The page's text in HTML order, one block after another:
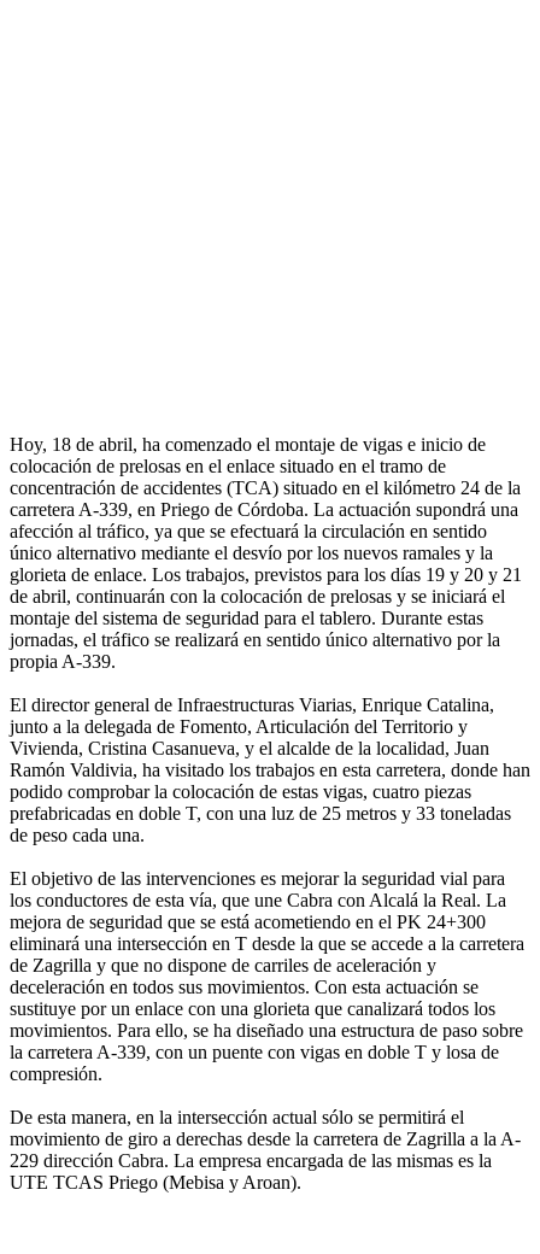
Hoy, 18 de abril, ha comenzado el montaje de vigas e inicio de
colocación de prelosas en el enlace situado en el tramo de
concentración de accidentes (TCA) situado en el kilómetro 24 de la
carretera A-339, en Priego de Córdoba. La actuación supondrá una
afección al tráfico, ya que se efectuará la circulación en sentido
único alternativo mediante el desvío por los nuevos ramales y la
glorieta de enlace. Los trabajos, previstos para los días 19 y 20 y 21
de abril, continuarán con la colocación de prelosas y se iniciará el
montaje del sistema de seguridad para el tablero. Durante estas
jornadas, el tráfico se realizará en sentido único alternativo por la
propia A-339.
El director general de Infraestructuras Viarias, Enrique Catalina,
junto a la delegada de Fomento, Articulación del Territorio y
Vivienda, Cristina Casanueva, y el alcalde de la localidad, Juan
Ramón Valdivia, ha visitado los trabajos en esta carretera, donde han
podido comprobar la colocación de estas vigas, cuatro piezas
prefabricadas en doble T, con una luz de 25 metros y 33 toneladas
de peso cada una.
El objetivo de las intervenciones es mejorar la seguridad vial para
los conductores de esta vía, que une Cabra con Alcalá la Real. La
mejora de seguridad que se está acometiendo en el PK 24+300
eliminará una intersección en T desde la que se accede a la carretera
de Zagrilla y que no dispone de carriles de aceleración y
deceleración en todos sus movimientos. Con esta actuación se
sustituye por un enlace con una glorieta que canalizará todos los
movimientos. Para ello, se ha diseñado una estructura de paso sobre
la carretera A-339, con un puente con vigas en doble T y losa de
compresión.
De esta manera, en la intersección actual sólo se permitirá el
movimiento de giro a derechas desde la carretera de Zagrilla a la A-
229 dirección Cabra. La empresa encargada de las mismas es la
UTE TCAS Priego (Mebisa y Aroan).